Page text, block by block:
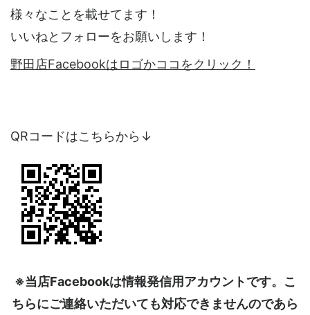
様々なことを載せてます！
いいねとフォローをお願いします！
野田店Facebookはロゴかココをクリック！
QRコードはこちらから↓
※当店Facebookは情報発信用アカウントです。こ
ちらにご連絡いただいても対応できませんのであら